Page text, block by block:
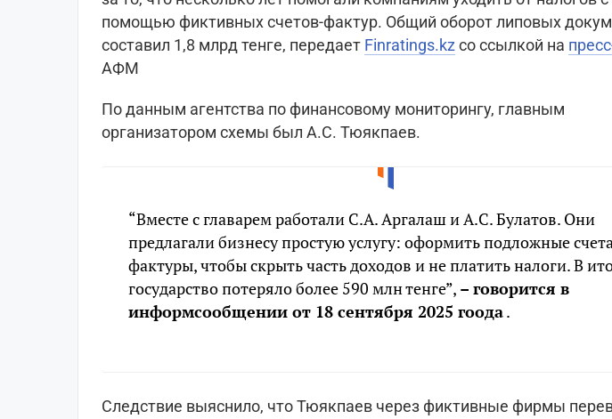
помощью фиктивных счетов-фактур. Общий оборот липовых
составил 1,8 млрд тенге, передает Finratings.kz со ссылкой на
АФМ
По данным агентства по финансовому мониторингу, главным
организатором схемы был А.С. Тюякпаев.
“Вместе с главарем работали С.А. Аргалаш и А.С. Булатов. Они
предлагали бизнесу простую услугу: оформить подложные
фактуры, чтобы скрыть часть доходов и не платить налоги. В
государство потеряло более 590 млн тенге”, – говорится в
информсообщении от 18 сентября 2025 гоода.
Следствие выяснило, что Тюякпаев через фиктивные фирмы